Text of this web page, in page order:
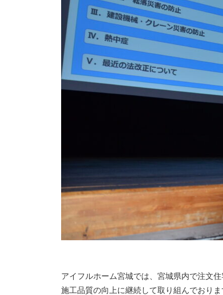
アイフルホーム宮城では、宮城県内で注文
施工品質の向上に継続して取り組んでおりま